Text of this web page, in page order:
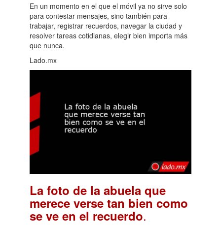
En un momento en el que el móvil ya no sirve solo
para contestar mensajes, sino también para
trabajar, registrar recuerdos, navegar la ciudad y
resolver tareas cotidianas, elegir bien importa más
que nunca.
Lado.mx
La foto de la abuela que
merece verse tan bien como
se ve en el recuerdo.